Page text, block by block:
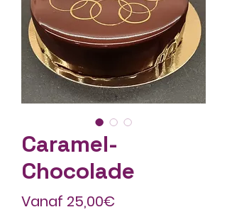
Caramel-
Chocolade
Vanaf 25,00€